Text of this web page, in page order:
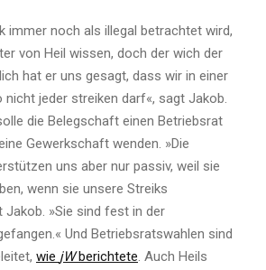
immer noch als illegal betrachtet wird,
von Heil wissen, doch der wich der
hat er uns gesagt, dass wir in einer
nicht jeder streiken darf«, sagt Jakob.
die Belegschaft einen Betriebsrat
Gewerkschaft wenden. »Die
uns aber nur passiv, weil sie
wenn sie unsere Streiks
»Sie sind fest in der
Und Betriebsratswahlen sind
wie jWberichtete. Auch Heils